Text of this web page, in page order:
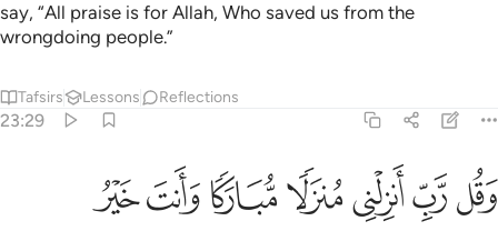
say, “All praise is for Allah, Who saved us from the
wrongdoing people.”
Tafsirs Lessons Reflections
23:29
وقل رب انزلني منزلا مباركا وانت خير المنزلين ٢٩
وَقُل رَّبِّ أَنزِلْنِى مُنزَلًۭا مُّبَارَكًۭا وَأَنتَ خَيْرُ ٱلْمُنزِلِينَ ٢٩
ﱑﱒﱓﱔﱕﱖﱗ